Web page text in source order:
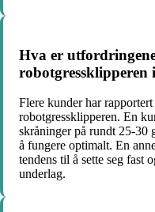
Hva er
robotgressklipperen
Flere kunder har
robotgressklipperen. En
skråninger på rundt 25-30
å fungere optimalt. En
tendens til å sette seg fast
underlag.